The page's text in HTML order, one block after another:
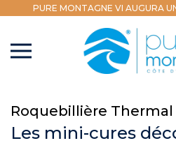
PURE MONTAGNE VI AUGURA
Roquebillière Thermal
Les mini-cures